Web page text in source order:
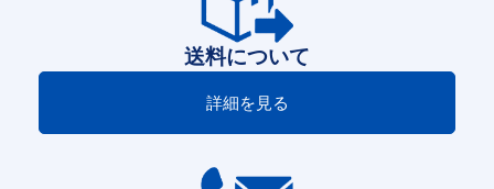
送料について
詳細を見る